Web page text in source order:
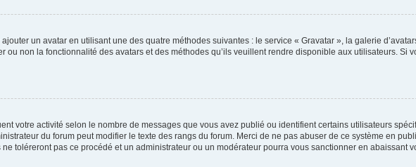
un avatar en utilisant une des quatre méthodes suivantes : le service « Gravatar », la galerie
ou non la fonctionnalité des avatars et des méthodes qu’ils veuillent rendre disponible aux utilisateurs. Si
votre activité selon le nombre de messages que vous avez publié ou identifient certains utilisateurs
du forum peut modifier le texte des rangs du forum. Merci de ne pas abuser de ce système en
toléreront pas ce procédé et un administrateur ou un modérateur pourra vous sanctionner en abaissant